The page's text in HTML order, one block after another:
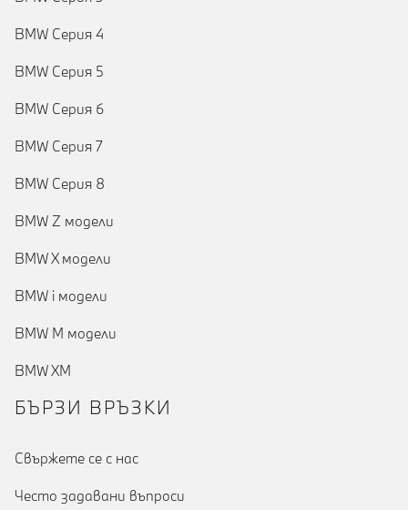
BMW Серия 4
BMW Серия 5
BMW Серия 6
BMW Серия 7
BMW Серия 8
BMW Z модели
BMW X модели
BMW i модели
BMW M модели
BMW XM
БЪРЗИ ВРЪЗКИ
Cвържете се с нас
Често задавани въпроси